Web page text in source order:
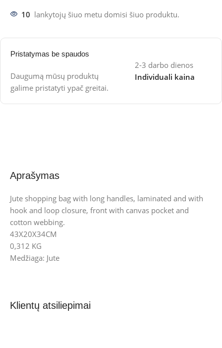
10 lankytojų šiuo metu domisi šiuo produktu.
Pristatymas be spaudos
Daugumą mūsų produktų
galime pristatyti ypač greitai.
2-3 darbo dienos
Individuali kaina
Aprašymas
Jute shopping bag with long handles, laminated and with
hook and loop closure, front with canvas pocket and
cotton webbing.
43X20X34CM
0,312 KG
Medžiaga: Jute
Klientų atsiliepimai